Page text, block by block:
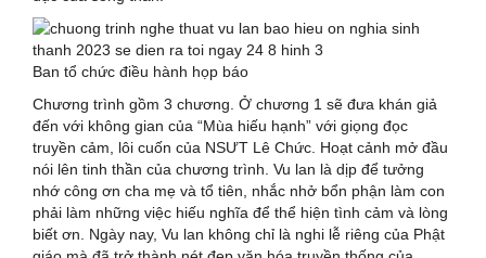
Ban tổ chức điều hành họp báo
Chương trình gồm 3 chương. Ở chương 1 sẽ đưa khán giả
đến với không gian của “Mùa hiếu hạnh” với giọng đọc
truyền cảm, lôi cuốn của NSƯT Lê Chức. Hoạt cảnh mở đầu
nói lên tinh thần của chương trình. Vu lan là dịp để tưởng
nhớ công ơn cha mẹ và tổ tiên, nhắc nhở bổn phận làm con
phải làm những việc hiếu nghĩa để thể hiện tình cảm và lòng
biết ơn. Ngày nay, Vu lan không chỉ là nghi lễ riêng của Phật